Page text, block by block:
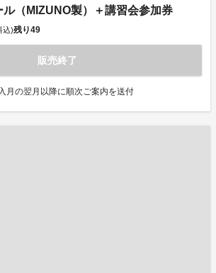
ル（MIZUNO製）＋講習会参加券
込)残り49
販売終了
月の翌月以降に順次ご案内を送付